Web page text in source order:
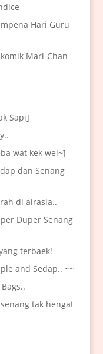
Hari Guru
Mari-Chan
Sapi]
wat kek wei~]
dan Senang
di airasia..
Duper Senang
terbaek!
and Sedap.. ~~
tak hengat